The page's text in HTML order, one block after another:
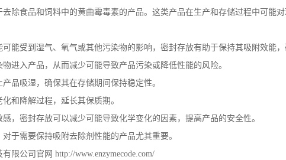
去除食品和饲料中的黄曲霉毒素的产品。这类产品在生产和存储过程中可能
能受到湿气、氧气或其他污染物的影响，密封存放有助于保持其吸附效能，
进入产品，从而减少可能导致产品污染或降低性能的风险。
品吸湿，确保其在存储期间保持稳定性。
和降解过程，延长其保质期。
，密封存放可以减少可能导致化学变化的因素，提高产品的安全性。
于需要保持吸附去除剂性能的产品尤其重要。
限公司官网 http://www.enzymecode.com/